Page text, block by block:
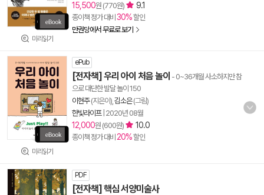
미리읽기
15,500원 (770원) 9.1
종이책 정가 대비 30%할인
만권당에서 무료로 보기
미리읽기
ePub
[전자책] 우리 아이 처음 놀이 - 0~36개월 사소하지만 참
으로 대단한 발달 놀이 150
이현주(지은이), 김소은(그림)
한빛라이프| 2020년 08월
12,000원 (600원) 10.0
종이책 정가 대비 20%할인
PDF
[전자책] 핵심 서양미술사